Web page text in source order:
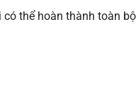
thể hoàn thành toàn